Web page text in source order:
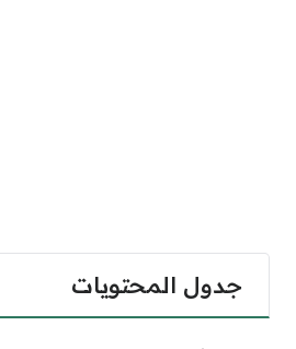
جدول المحتويات